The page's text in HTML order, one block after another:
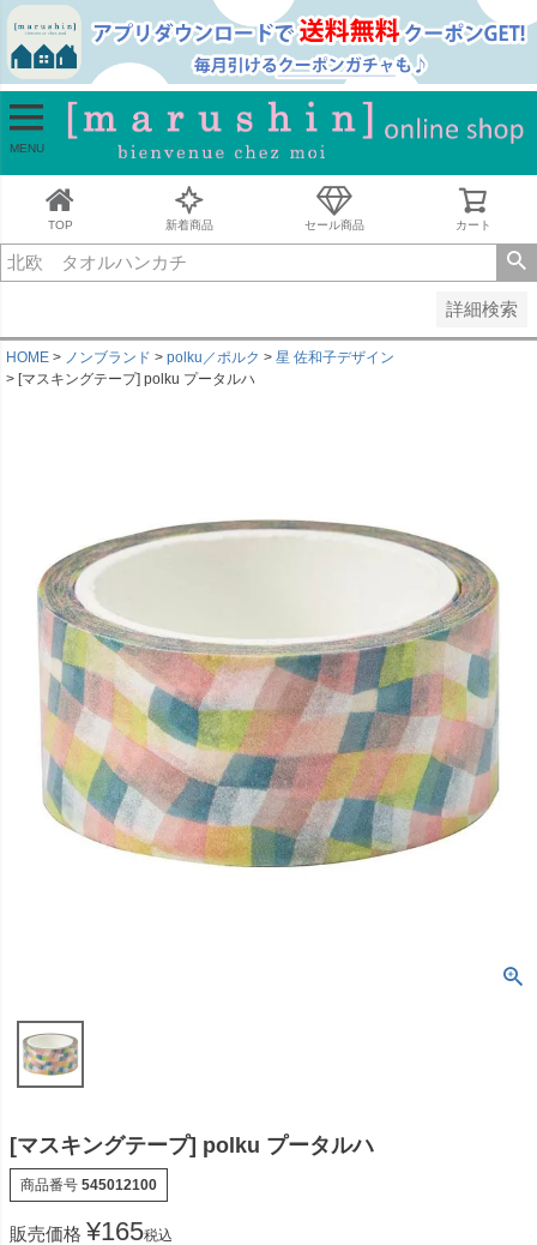
MENU
TOP 新着商品 セール商品 カート
詳細検索
並び順
新着順
古い順
価格が安い順
価格が高い順
キーワードヒット順
HOME ノンブランド polku／ポルク
星 佐和子デザイン
[マスキングテープ] polku プータルハ
[マスキングテープ] polku プータルハ
商品番号 545012100
販売価格 ¥165税込